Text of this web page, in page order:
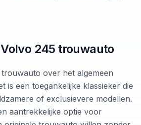
245 trouwauto
over het algemeen
is een toegankelijke klassieker die
of exclusievere modellen.
aantrekkelijke optie voor